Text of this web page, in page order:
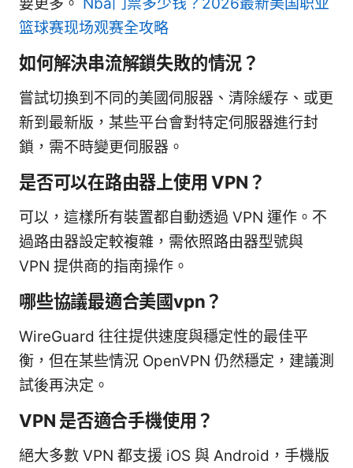
要更多。
Nba门票多少钱？2026最新美国职业
篮球赛现场观赛全攻略
如何解決串流解鎖失敗的情況？
嘗試切換到不同的美國伺服器、清除緩存、或更
新到最新版，某些平台會對特定伺服器進行封
鎖，需不時變更伺服器。
是否可以在路由器上使用 VPN？
可以，這樣所有裝置都自動透過 VPN 運作。不
過路由器設定較複雜，需依照路由器型號與
VPN 提供商的指南操作。
哪些協議最適合美國vpn？
WireGuard 往往提供速度與穩定性的最佳平
衡，但在某些情況 OpenVPN 仍然穩定，建議測
試後再決定。
VPN 是否適合手機使用？
絕大多數 VPN 都支援 iOS 與 Android，手機版